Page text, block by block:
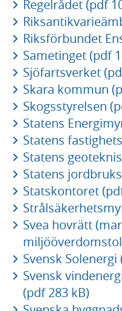
Regelrådet (pdf
Riksförbundet
Sametinget (pdf
Sjöfartsverket
Skara kommun
Skogsstyrelsen
Statens
Statens
Statens
Statens
Statskontoret
Svea hovrätt
Svensk Solenergi
Svensk
(pdf 283 kB)